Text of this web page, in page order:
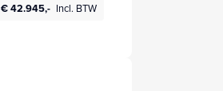
€ 42.945,- Incl. BTW